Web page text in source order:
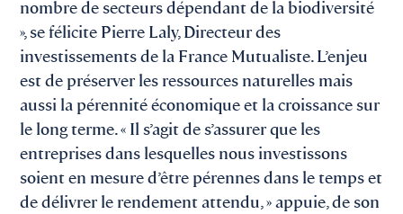
nombre de secteurs dépendant de la biodiversité
», se félicite Pierre Laly, Directeur des
investissements de la France Mutualiste. L’enjeu
est de préserver les ressources naturelles mais
aussi la pérennité économique et la croissance sur
le long terme. « Il s’agit de s’assurer que les
entreprises dans lesquelles nous investissons
soient en mesure d’être pérennes dans le temps et
de délivrer le rendement attendu, » appuie, de son